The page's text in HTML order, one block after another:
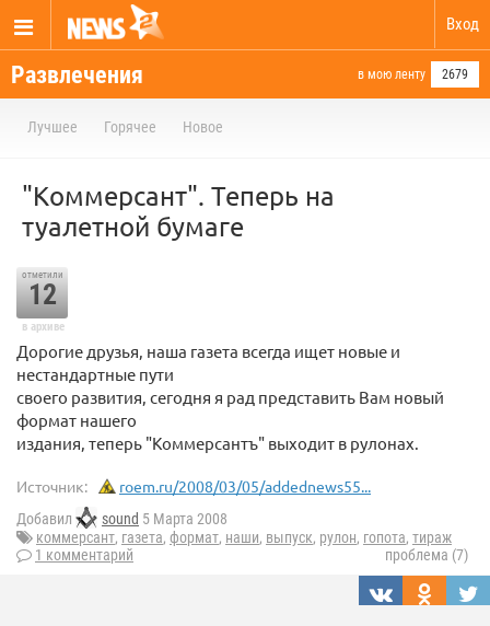
Вход
Развлечения в мою ленту 2679
Лучшее Горячее Новое
"Коммерсант". Теперь на
туалетной бумаге
отметили
12
в архиве
Дорогие друзья, наша газета всегда ищет новые и
нестандартные пути
своего развития, сегодня я рад представить Вам новый
формат нашего
издания, теперь "Коммерсантъ" выходит в рулонах.
Источник: roem.ru/2008/03/05/addednews55...
Добавил sound 5 Марта 2008
коммерсант, газета, формат, наши, выпуск, рулон, гопота, тираж
1 комментарий
проблема (7)